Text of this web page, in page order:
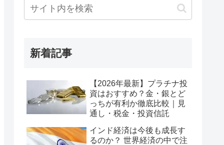
新着記事
【2026年最新】プラチナ投
資はおすすめ？金・銀とど
っちが有利か徹底比較｜見
通し・税金・投資信託
インド経済は今後も成長す
るのか？ 世界経済の中で注